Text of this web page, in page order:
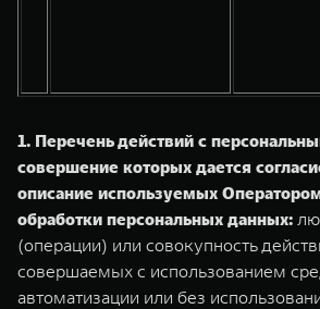
1. Перечень действий с
совершение которых дается
описание используемых
обработки персональных данных:
(операции) или совокупность
совершаемых с использованием
автоматизации или без